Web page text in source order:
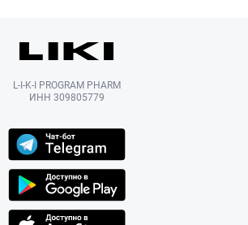
L-I-K-I PROGRAM PHARM
ИНН 309805779